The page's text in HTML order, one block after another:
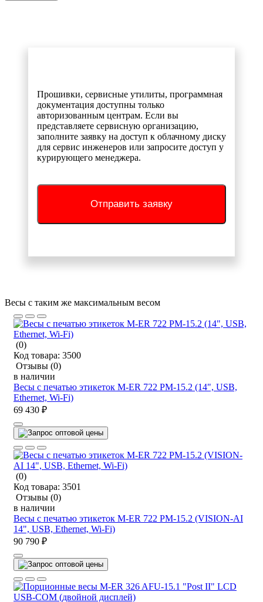
Прошивки, сервисные утилиты, программная
документация доступны только
авторизованным центрам. Если вы
представляете сервисную организацию,
заполните заявку на доступ к облачному диску
для сервис инженеров или запросите доступ у
курирующего менеджера.
Отправить заявку
Весы с таким же максимальным весом
(0)
Код товара: 3500
Отзывы (0)
в наличии
Весы с печатью этикеток M-ER 722 PM-15.2 (14", USB,
Ethernet, Wi-Fi)
69 430 ₽
(0)
Код товара: 3501
Отзывы (0)
в наличии
Весы с печатью этикеток M-ER 722 PM-15.2 (VISION-AI
14", USB, Ethernet, Wi-Fi)
90 790 ₽